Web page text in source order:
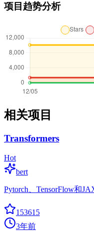
项目趋势分析
相关项目
Transformers
Hot
bert
Pytorch、TensorFlow和
153615
3年前